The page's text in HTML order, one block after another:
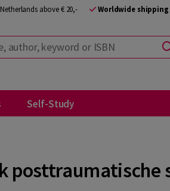
above € 20,- Worldwide shipping
keyword or ISBN
Self-Study
posttraumatische